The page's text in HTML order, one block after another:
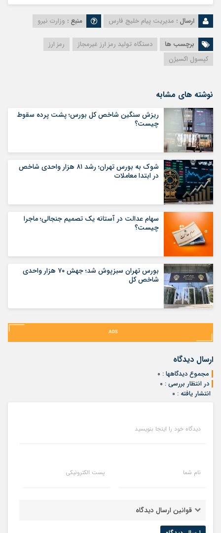
ارسال : مدیریت پیام خلیج فارس منبع : وزارت نیرو
برچسب ها دستگاه تولید رمز ارز غیرمجاز
رمز ارز
کپسول اکسیژن
نوشته های مشابه
ریزش سنگین شاخص کل بورس؛ پشت پرده سقوط
چیست؟
شوک به بورس تهران؛ رشد ۸۱ هزار واحدی شاخص
در ابتدا معاملات
سهام عدالت در آستانه یک تصمیم جنجالی؛ ماجرا
چیست؟
بورس تهران سبزپوش شد؛ جهش ۷۰ هزار واحدی
شاخص کل
ارسال دیدگاه
مجموع دیدگاهها : ۰
در انتظار بررسی : ۰
انتشار یافته : ۰
دیدگاه خود را اینجا بنویسید
نام شما پست الکترونیکی
قوانین ارسال دیدگاه